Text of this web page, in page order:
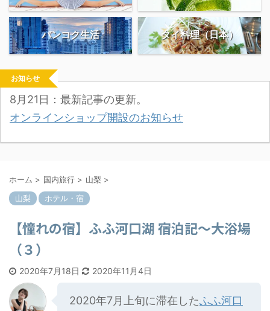
バンコク生活 タイ料理（日本）
お知らせ
8月21日：最新記事の更新。
オンラインショップ開設のお知らせ
ホーム > 国内旅行 > 山梨 >
山梨
ホテル・宿
【憧れの宿】ふふ河口湖 宿泊記～大浴場
（３）
2020年7月18日 2020年11月4日
2020年7月上旬に滞在したふふ河口